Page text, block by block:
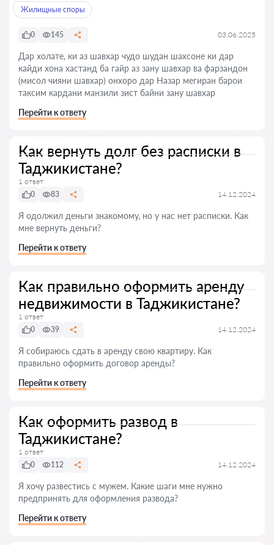
Жилищные споры
0 145 03.06.2025
Дар холате, ки аз шавхар чудо шудан шахсоне ки дар
кайди хона хастанд ба гайр аз зану шавхар ва фарзандон
(мисол чияни шавхар) онхоро дар Назар мегиран барои
таксим кардани манзили зист байни зану шавхар
Перейти к ответу
Как вернуть долг без расписки в
Таджикистане?
1 ответ
0
83 14.12.2024
Я одолжил деньги знакомому, но у нас нет расписки. Как
мне вернуть деньги?
Перейти к ответу
Как правильно оформить аренду
недвижимости в Таджикистане?
1 ответ
0
39 14.12.2024
Я собираюсь сдать в аренду свою квартиру. Как
правильно оформить договор аренды?
Перейти к ответу
Как оформить развод в
Таджикистане?
1 ответ
0
112 14.12.2024
Я хочу развестись с мужем. Какие шаги мне нужно
предпринять для оформления развода?
Перейти к ответу